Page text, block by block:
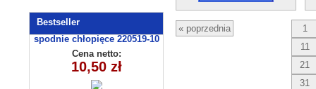
Bestseller
spodnie chłopięce 220519-10
(1-4)
Cena netto:
10,50 zł
« poprzednia
1
11
21
31